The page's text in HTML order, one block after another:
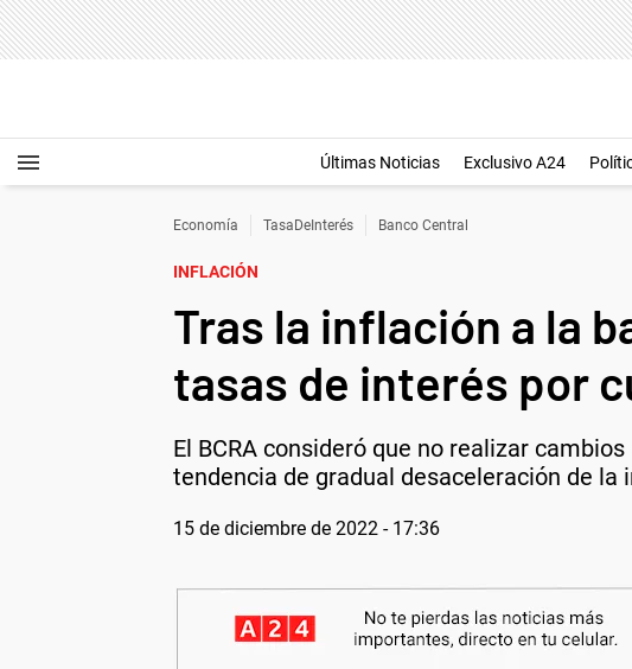
Últimas Noticias Exclusivo A24
Economía TasaDeInterés Banco Central
INFLACIÓN
Tras la inflación a la
tasas de interés por
El BCRA consideró que no realizar
tendencia de gradual desaceleración de la
15 de diciembre de 2022 - 17:36